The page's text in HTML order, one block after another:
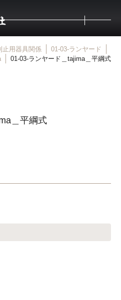
止用器具関係
01-03-ランヤード
01-03-ランヤード＿tajima＿平綱式
＿平綱式